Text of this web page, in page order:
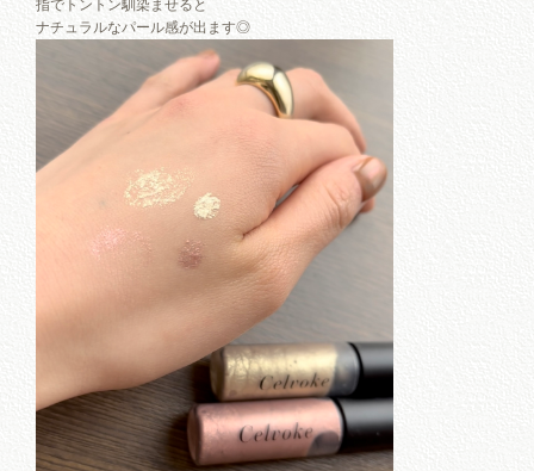
指でトントン馴染ませると
ナチュラルなパール感が出ます◎